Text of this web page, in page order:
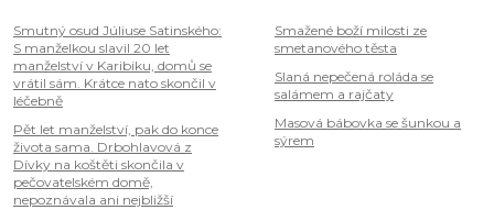
Smutný osud Júliuse Satinského:
S manželkou slavil 20 let
manželství v Karibiku, domů se
vrátil sám. Krátce nato skončil v
léčebně
Pět let manželství, pak do konce
života sama. Drbohlavová z
Dívky na koštěti skončila v
pečovatelském domě,
nepoznávala ani nejbližší
Smažené boží milosti ze
smetanového těsta
Slaná nepečená roláda se
salámem a rajčaty
Masová bábovka se šunkou a
sýrem